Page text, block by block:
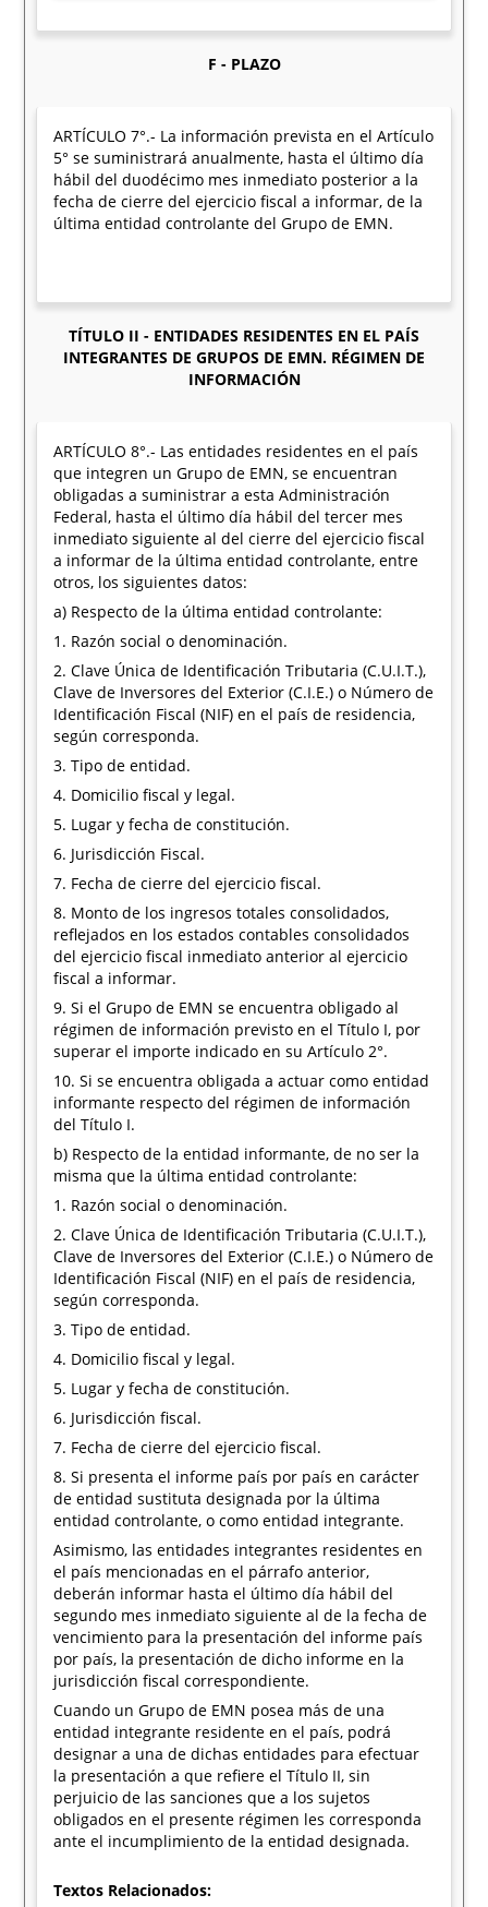
F - PLAZO
ARTÍCULO 7°.- La información prevista en el Artículo
5° se suministrará anualmente, hasta el último día
hábil del duodécimo mes inmediato posterior a la
fecha de cierre del ejercicio fiscal a informar, de la
última entidad controlante del Grupo de EMN.
TÍTULO II - ENTIDADES RESIDENTES EN EL PAÍS
INTEGRANTES DE GRUPOS DE EMN. RÉGIMEN DE
INFORMACIÓN
ARTÍCULO 8°.- Las entidades residentes en el país
que integren un Grupo de EMN, se encuentran
obligadas a suministrar a esta Administración
Federal, hasta el último día hábil del tercer mes
inmediato siguiente al del cierre del ejercicio fiscal
a informar de la última entidad controlante, entre
otros, los siguientes datos:
a) Respecto de la última entidad controlante:
1. Razón social o denominación.
2. Clave Única de Identificación Tributaria (C.U.I.T.),
Clave de Inversores del Exterior (C.I.E.) o Número de
Identificación Fiscal (NIF) en el país de residencia,
según corresponda.
3. Tipo de entidad.
4. Domicilio fiscal y legal.
5. Lugar y fecha de constitución.
6. Jurisdicción Fiscal.
7. Fecha de cierre del ejercicio fiscal.
8. Monto de los ingresos totales consolidados,
reflejados en los estados contables consolidados
del ejercicio fiscal inmediato anterior al ejercicio
fiscal a informar.
9. Si el Grupo de EMN se encuentra obligado al
régimen de información previsto en el Título I, por
superar el importe indicado en su Artículo 2°.
10. Si se encuentra obligada a actuar como entidad
informante respecto del régimen de información
del Título I.
b) Respecto de la entidad informante, de no ser la
misma que la última entidad controlante:
1. Razón social o denominación.
2. Clave Única de Identificación Tributaria (C.U.I.T.),
Clave de Inversores del Exterior (C.I.E.) o Número de
Identificación Fiscal (NIF) en el país de residencia,
según corresponda.
3. Tipo de entidad.
4. Domicilio fiscal y legal.
5. Lugar y fecha de constitución.
6. Jurisdicción fiscal.
7. Fecha de cierre del ejercicio fiscal.
8. Si presenta el informe país por país en carácter
de entidad sustituta designada por la última
entidad controlante, o como entidad integrante.
Asimismo, las entidades integrantes residentes en
el país mencionadas en el párrafo anterior,
deberán informar hasta el último día hábil del
segundo mes inmediato siguiente al de la fecha de
vencimiento para la presentación del informe país
por país, la presentación de dicho informe en la
jurisdicción fiscal correspondiente.
Cuando un Grupo de EMN posea más de una
entidad integrante residente en el país, podrá
designar a una de dichas entidades para efectuar
la presentación a que refiere el Título II, sin
perjuicio de las sanciones que a los sujetos
obligados en el presente régimen les corresponda
ante el incumplimiento de la entidad designada.
Textos Relacionados: